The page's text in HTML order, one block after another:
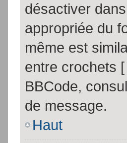
désactiver
appropriée du
même est
entre crochets
BBCode,
de message.
Haut